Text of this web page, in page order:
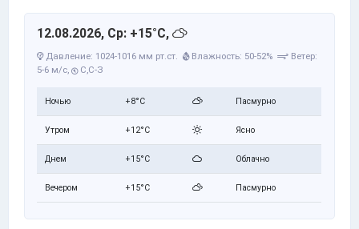
12.08.2026, Ср: +15°C,
Давление: 1024-1016 мм рт.ст. Влажность: 50-52%
Ветер:
5-6 м/с, С,С-З
Ночью +8°C Пасмурно
Утром +12°C Ясно
Днем +15°C Облачно
Вечером +15°C Пасмурно